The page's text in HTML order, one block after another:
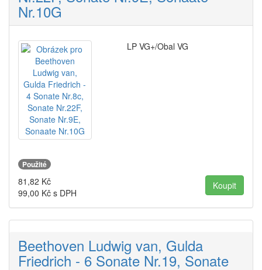
Nr.10G
LP VG+/Obal VG
Použité
81,82 Kč
99,00 Kč s DPH
Beethoven Ludwig van, Gulda
Friedrich - 6 Sonate Nr.19, Sonate